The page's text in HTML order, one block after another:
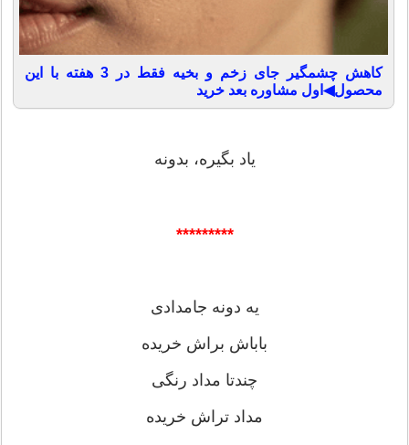
کاهش چشمگیر جای زخم و بخیه فقط در 3 هفته با این
محصول◀اول مشاوره بعد خرید
یاد بگیره، بدونه
*********
یه دونه جامدادی
باباش براش خریده
چندتا مداد رنگی
مداد تراش خریده